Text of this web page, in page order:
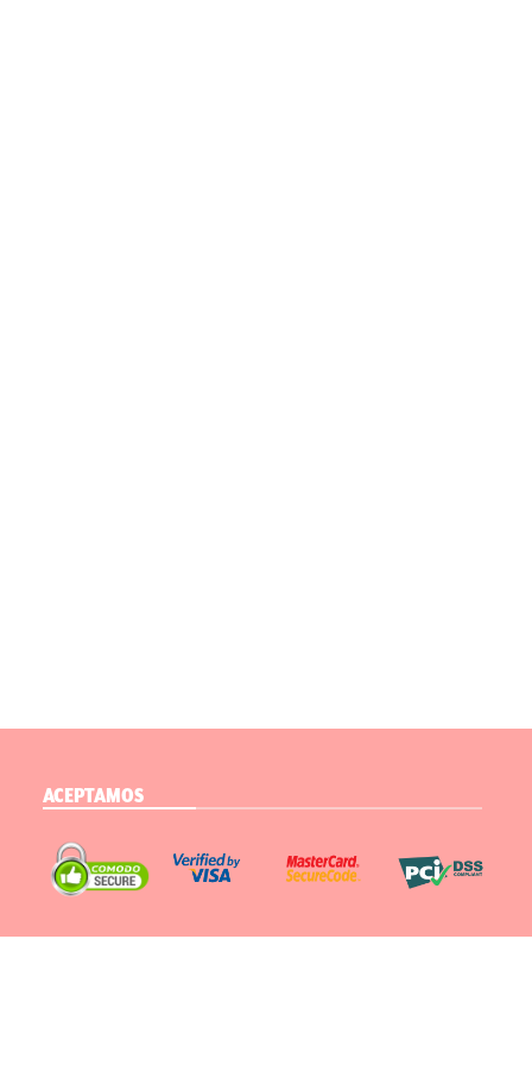
ACEPTAMOS